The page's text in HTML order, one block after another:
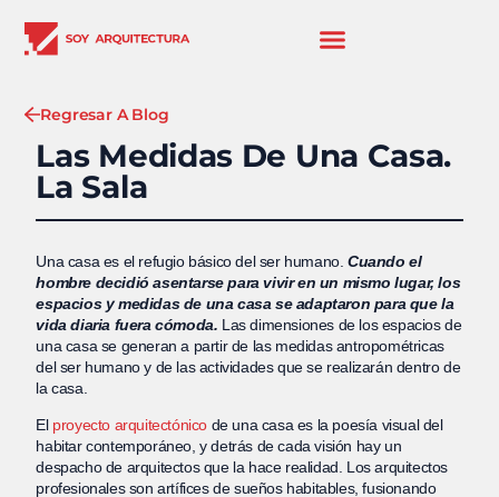
Regresar A Blog
Las Medidas De Una Casa.
La Sala
Una casa es el refugio básico del ser humano. Cuando el
hombre decidió asentarse para vivir en un mismo lugar, los
espacios y medidas de una casa se adaptaron para que la
vida diaria fuera cómoda. Las dimensiones de los espacios de
una casa se generan a partir de las medidas antropométricas
del ser humano y de las actividades que se realizarán dentro de
la casa.
El proyecto arquitectónico de una casa es la poesía visual del
habitar contemporáneo, y detrás de cada visión hay un
despacho de arquitectos que la hace realidad. Los arquitectos
profesionales son artífices de sueños habitables, fusionando